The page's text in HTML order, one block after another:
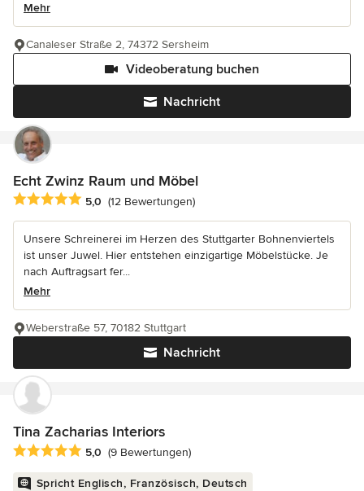
Mehr
Nachricht
Videoberatung buchen
Canaleser Straße 2, 74372 Sersheim
Echt Zwinz Raum und Möbel
Durchschnittliche Bewertung: 5 von 5 Sternen
5,0 (12 Bewertungen)
Unsere Schreinerei im Herzen des Stuttgarter Bohnenviertels
ist unser Juwel. Hier entstehen einzigartige Möbelstücke. Je
nach Auftragsart fer...
Mehr
Nachricht
Weberstraße 57, 70182 Stuttgart
Tina Zacharias Interiors
Durchschnittliche Bewertung: 5 von 5 Sternen
5,0 (9 Bewertungen)
Spricht Englisch, Französisch, Deutsch